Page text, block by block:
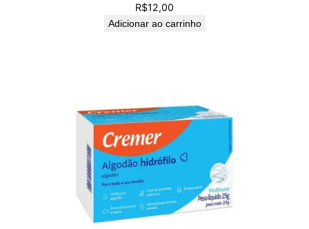
R$12,00
Adicionar ao carrinho